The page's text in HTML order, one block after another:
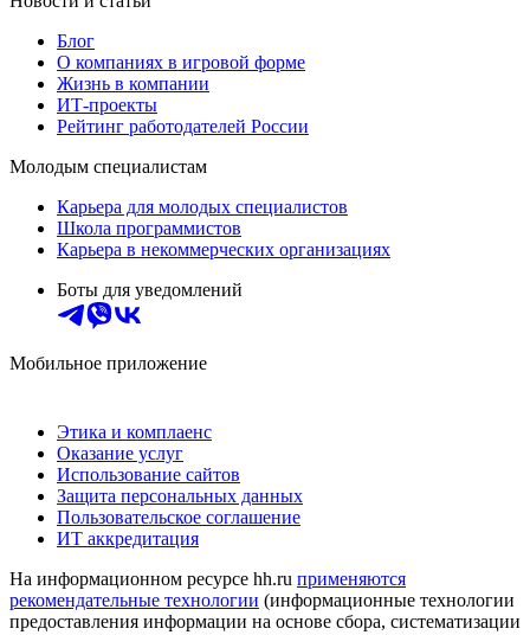
Блог
О компаниях в игровой форме
Жизнь в компании
ИТ-проекты
Рейтинг работодателей России
Молодым специалистам
Карьера для молодых специалистов
Школа программистов
Карьера в некоммерческих организациях
Боты для уведомлений
Мобильное приложение
Этика и комплаенс
Оказание услуг
Использование сайтов
Защита персональных данных
Пользовательское соглашение
ИТ аккредитация
На информационном ресурсе hh.ru применяются
рекомендательные технологии (информационные технологии
предоставления информации на основе сбора, систематизации